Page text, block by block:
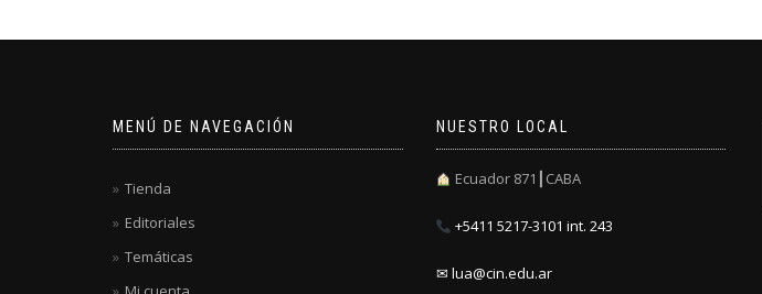
MENÚ DE NAVEGACIÓN
Tienda
Editoriales
Temáticas
NUESTRO LOCAL
Ecuador 871┃CABA
+5411 5217-3101 int. 243
✉ lua@cin.edu.ar